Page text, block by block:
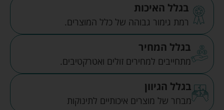
בגלל האיכות
רמת גימור גבוהה של כלל המוצרים.
בגלל המחיר
מתחייבים למחירים זולים ואטרקטיבים.
בגלל הגיוון
מבחר של מוצרים איכותיים לתינוקות